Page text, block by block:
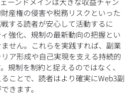
産権の侵害や税務リスクといった
する読者が安心して活動するに
強化、規制の最新動向の把握とい
せん。これらを実践すれば、副業
ア形成や自己実現を支える持続的
規制を制約と捉えるのではなく、
ことで、読者はより確実にWeb3副
きます。